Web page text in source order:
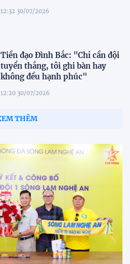
12:32 30/07/2026
Tiền đạo Đình Bắc: "Chỉ cần đội
tuyển thắng, tôi ghi bàn hay
không đều hạnh phúc"
12:20 30/07/2026
sao nhập tịch tuyển Việt Nam
Đội tuyển Việt Nam chạm trán
Thái Lan tại Division 1 FIFA
ASEAN Cup 2026
15:00 29/07/2026